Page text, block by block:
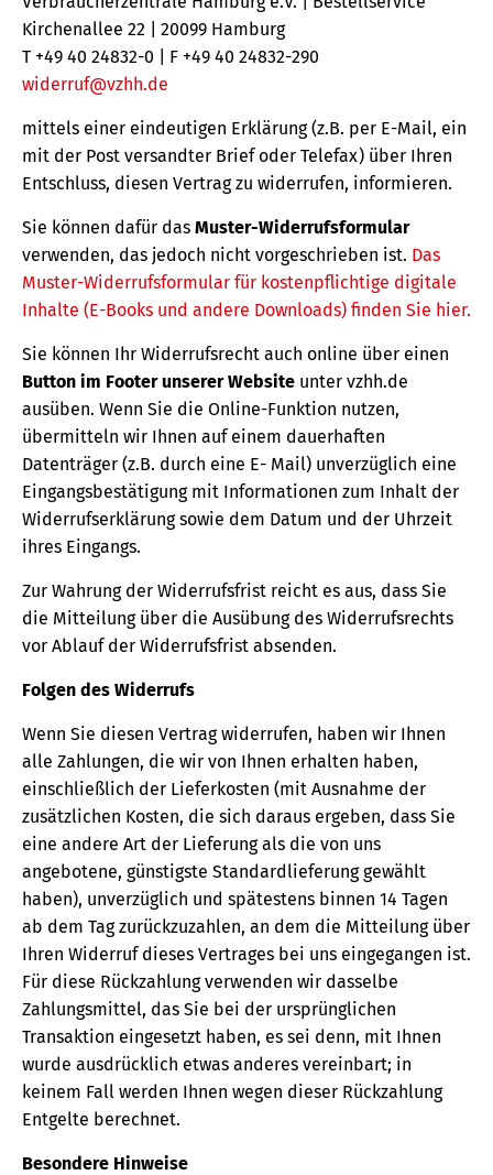
Kirchenallee 22 | 20099 Hamburg
T +49 40 24832-0 | F +49 40 24832-290
widerruf@vzhh.de
mittels einer eindeutigen Erklärung (z.B. per E-Mail, ein
mit der Post versandter Brief oder Telefax) über Ihren
Entschluss, diesen Vertrag zu widerrufen, informieren.
Sie können dafür das Muster-Widerrufsformular
verwenden, das jedoch nicht vorgeschrieben ist. Das
Muster-Widerrufsformular für kostenpflichtige digitale
Inhalte (E-Books und andere Downloads) finden Sie hier.
Sie können Ihr Widerrufsrecht auch online über einen
Button im Footer unserer Website unter vzhh.de
ausüben. Wenn Sie die Online-Funktion nutzen,
übermitteln wir Ihnen auf einem dauerhaften
Datenträger (z.B. durch eine E- Mail) unverzüglich eine
Eingangsbestätigung mit Informationen zum Inhalt der
Widerrufserklärung sowie dem Datum und der Uhrzeit
ihres Eingangs.
Zur Wahrung der Widerrufsfrist reicht es aus, dass Sie
die Mitteilung über die Ausübung des Widerrufsrechts
vor Ablauf der Widerrufsfrist absenden.
Folgen des Widerrufs
Wenn Sie diesen Vertrag widerrufen, haben wir Ihnen
alle Zahlungen, die wir von Ihnen erhalten haben,
einschließlich der Lieferkosten (mit Ausnahme der
zusätzlichen Kosten, die sich daraus ergeben, dass Sie
eine andere Art der Lieferung als die von uns
angebotene, günstigste Standardlieferung gewählt
haben), unverzüglich und spätestens binnen 14 Tagen
ab dem Tag zurückzuzahlen, an dem die Mitteilung über
Ihren Widerruf dieses Vertrages bei uns eingegangen ist.
Für diese Rückzahlung verwenden wir dasselbe
Zahlungsmittel, das Sie bei der ursprünglichen
Transaktion eingesetzt haben, es sei denn, mit Ihnen
wurde ausdrücklich etwas anderes vereinbart; in
keinem Fall werden Ihnen wegen dieser Rückzahlung
Entgelte berechnet.
Besondere Hinweise